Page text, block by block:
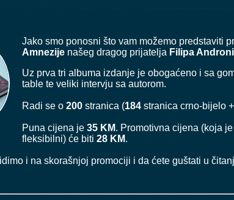
Jako smo ponosni što vam možemo predstaviti
Amnezije našeg dragog prijatelja Filipa
Uz prva tri albuma izdanje je obogaćeno i sa
table te veliki intervju sa autorom.
Radi se o 200 stranica (184 stranica crno-bijelo +
Puna cijena je 35 KM. Promotivna cijena (koja
fleksibilni) će biti 28 KM.
i na skorašnjoj promociji i da ćete guštati u